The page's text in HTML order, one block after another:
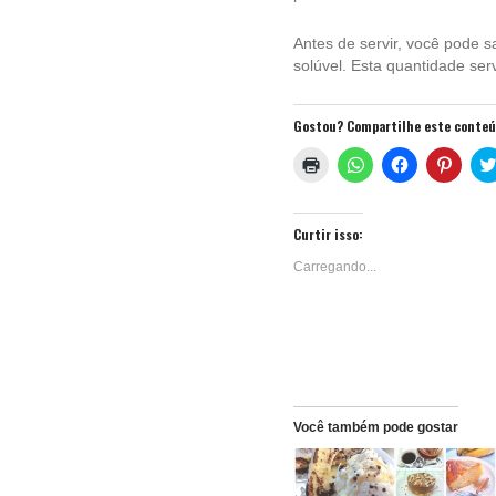
Antes de servir, você pode
solúvel. Esta quantidade
Gostou? Compartilhe este
Clique
para
nova
janela)
Clique
para
Clique
para
Clique
para
Curtir isso:
Carregando...
Você também pode gostar